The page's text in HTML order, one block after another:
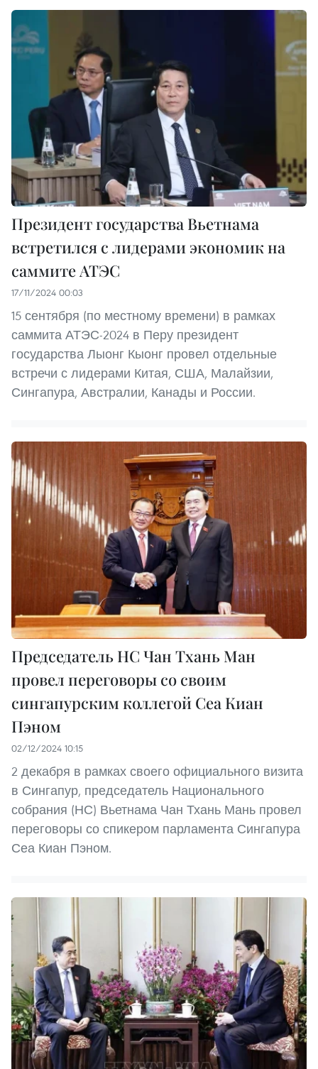
Президент государства Вьетнама
встретился с лидерами экономик на
саммите АТЭС
17/11/2024 00:03
15 сентября (по местному времени) в рамках
саммита АТЭС-2024 в Перу президент
государства Лыонг Кыонг провел отдельные
встречи с лидерами Китая, США, Малайзии,
Сингапура, Австралии, Канады и России.
Председатель НC Чан Тхань Ман
провел переговоры со своим
сингапурским коллегой Сеа Киан
Пэном
02/12/2024 10:15
2 декабря в рамках своего официального визита
в Сингапур, председатель Национального
собрания (НС) Вьетнама Чан Тхань Мань провел
переговоры со спикером парламента Сингапура
Сеа Киан Пэном.